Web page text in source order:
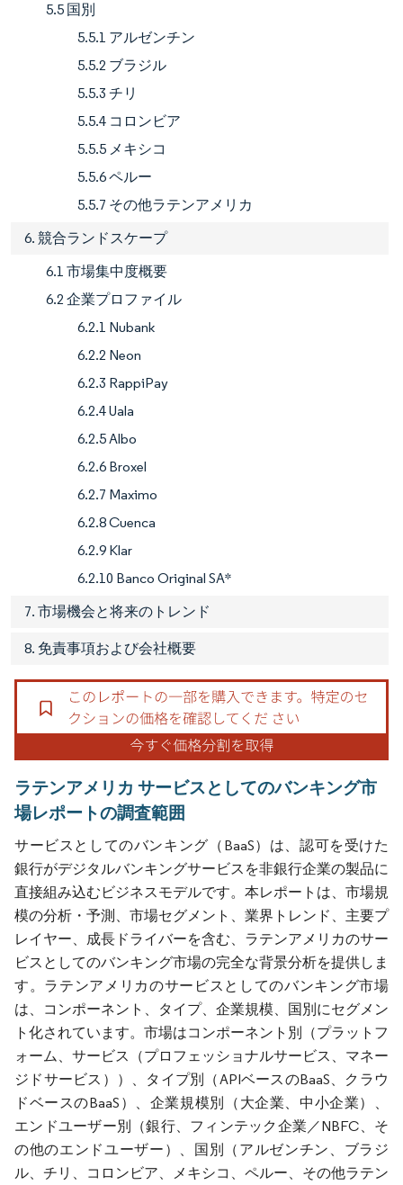
5.5 国別
5.5.1 アルゼンチン
5.5.2 ブラジル
5.5.3 チリ
5.5.4 コロンビア
5.5.5 メキシコ
5.5.6 ペルー
5.5.7 その他ラテンアメリカ
6. 競合ランドスケープ
6.1 市場集中度概要
6.2 企業プロファイル
6.2.1 Nubank
6.2.2 Neon
6.2.3 RappiPay
6.2.4 Uala
6.2.5 Albo
6.2.6 Broxel
6.2.7 Maximo
6.2.8 Cuenca
6.2.9 Klar
6.2.10 Banco Original SA*
7. 市場機会と将来のトレンド
8. 免責事項および会社概要
ラテンアメリカ サービスとしてのバンキング市
場レポートの調査範囲
サービスとしてのバンキング（BaaS）は、認可を受けた
銀行がデジタルバンキングサービスを非銀行企業の製品に
直接組み込むビジネスモデルです。本レポートは、市場規
模の分析・予測、市場セグメント、業界トレンド、主要プ
レイヤー、成長ドライバーを含む、ラテンアメリカのサー
ビスとしてのバンキング市場の完全な背景分析を提供しま
す。ラテンアメリカのサービスとしてのバンキング市場
は、コンポーネント、タイプ、企業規模、国別にセグメン
ト化されています。市場はコンポーネント別（プラットフ
ォーム、サービス（プロフェッショナルサービス、マネー
ジドサービス））、タイプ別（APIベースのBaaS、クラウ
ドベースのBaaS）、企業規模別（大企業、中小企業）、
エンドユーザー別（銀行、フィンテック企業／NBFC、そ
の他のエンドユーザー）、国別（アルゼンチン、ブラジ
ル、チリ、コロンビア、メキシコ、ペルー、その他ラテン